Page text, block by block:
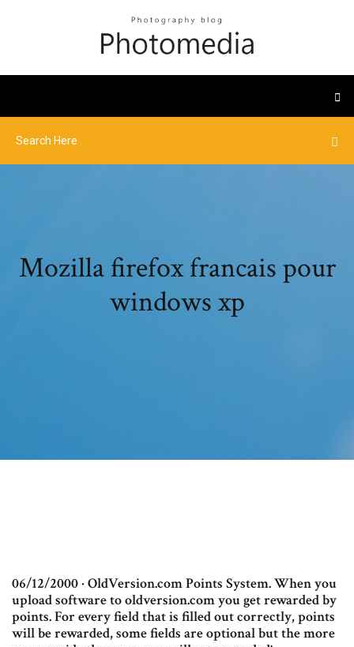
Mozilla firefox francais pour
windows xp
06/12/2000 · OldVersion.com Points System. When you
upload software to oldversion.com you get rewarded by
points. For every field that is filled out correctly, points
will be rewarded, some fields are optional but the more